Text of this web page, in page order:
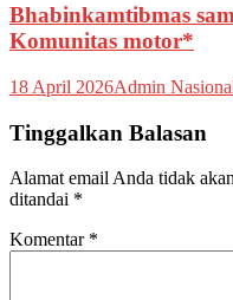
Bhabinkamtibmas
Komunitas motor*
18 April 2026Admin
Tinggalkan Balasan
Alamat email Anda tidak
ditandai *
Komentar *